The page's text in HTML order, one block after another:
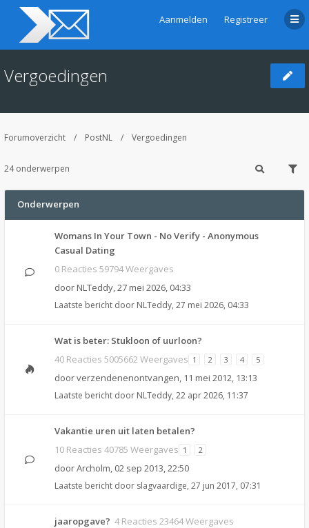
Aanmelden Registreer
Vergoedingen
Forumoverzicht PostNL Vergoedingen
24 onderwerpen
Onderwerpen
Womans In Your Town - No Verify - Anonymous
Casual Dating
0 Reacties 59794 Weergaves
door NLTeddy,27 mei 2026, 04:33
Laatste bericht door NLTeddy, 27 mei 2026, 04:33
Wat is beter: Stukloon of uurloon?
40 Reacties 5005662 Weergaves 1 2 3 4 5
doorverzendenenontvangen, 11 mei 2012, 13:13
Laatste bericht door NLTeddy, 22 apr 2026, 11:37
Vakantie uren uit laten betalen?
10 Reacties 40785 Weergaves 1 2
doorArcholm, 02 sep 2013, 22:50
Laatste bericht door slagvaardige, 27 jun 2017, 07:31
jaaropgave? 4 Reacties 23464 Weergaves